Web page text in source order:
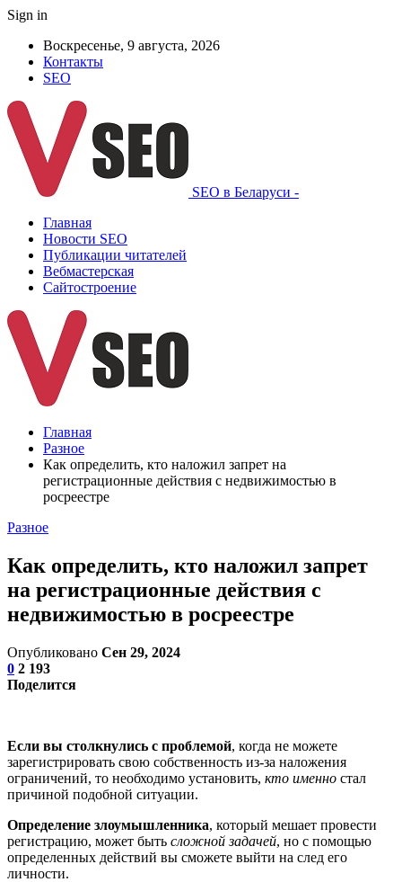
Sign in
Воскресенье, 9 августа, 2026
Контакты
SEO
SEO в Беларуси -
Главная
Новости SEO
Публикации читателей
Вебмастерская
Сайтостроение
Главная
Разное
Как определить, кто наложил запрет на
регистрационные действия с недвижимостью в
росреестре
Разное
Как определить, кто наложил запрет
на регистрационные действия с
недвижимостью в росреестре
Опубликовано Сен 29, 2024
0 2 193
Поделится
Если вы столкнулись с проблемой, когда не можете
зарегистрировать свою собственность из-за наложения
ограничений, то необходимо установить, кто именно стал
причиной подобной ситуации.
Определение злоумышленника, который мешает провести
регистрацию, может быть сложной задачей, но с помощью
определенных действий вы сможете выйти на след его
личности.